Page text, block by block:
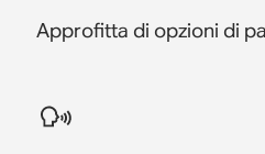
Approfitta di opzioni di